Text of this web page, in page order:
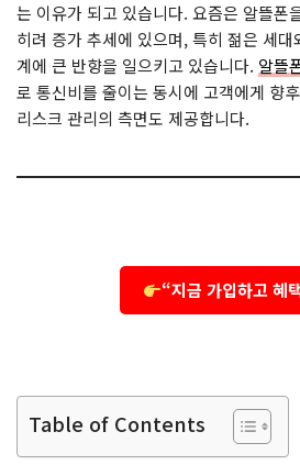
는 이유가 되고 있습니다. 요즘은 알뜰폰
히려 증가 추세에 있으며, 특히 젊은 세
계에 큰 반향을 일으키고 있습니다. 알뜰
로 통신비를 줄이는 동시에 고객에게 향
리스크 관리의 측면도 제공합니다.
“지금 가입하고 혜
Table of Contents